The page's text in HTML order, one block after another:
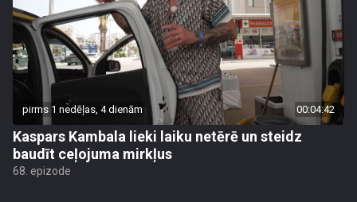
pirms 1 nedēļas, 4 dienām 00:04:42
Kaspars Kambala lieki laiku netērē un steidz
baudīt ceļojuma mirkļus
68. epizode